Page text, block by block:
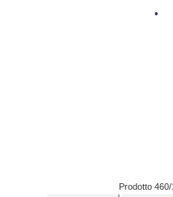
•
Prodotto